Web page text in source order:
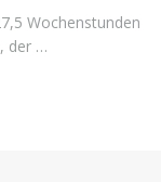
Wochenstunden
der …